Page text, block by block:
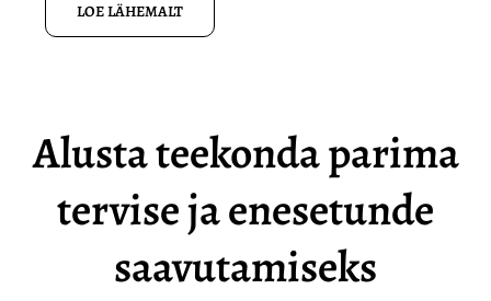
LOE LÄHEMALT
Alusta teekonda parima
tervise ja enesetunde
saavutamiseks